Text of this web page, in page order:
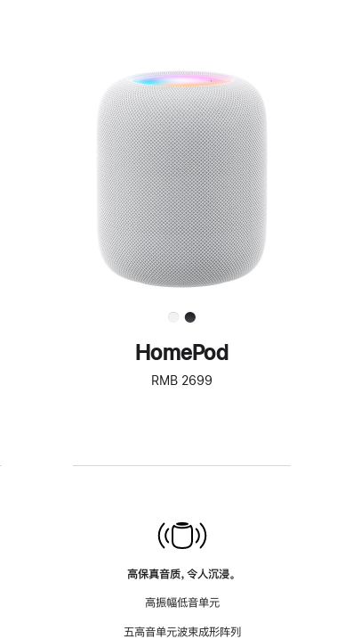
进
一
步
了
解
HomePod<
HomePod
RMB 2699
高保真音质，令人沉浸。
高振幅低音单元
五高音单元波束成形阵列